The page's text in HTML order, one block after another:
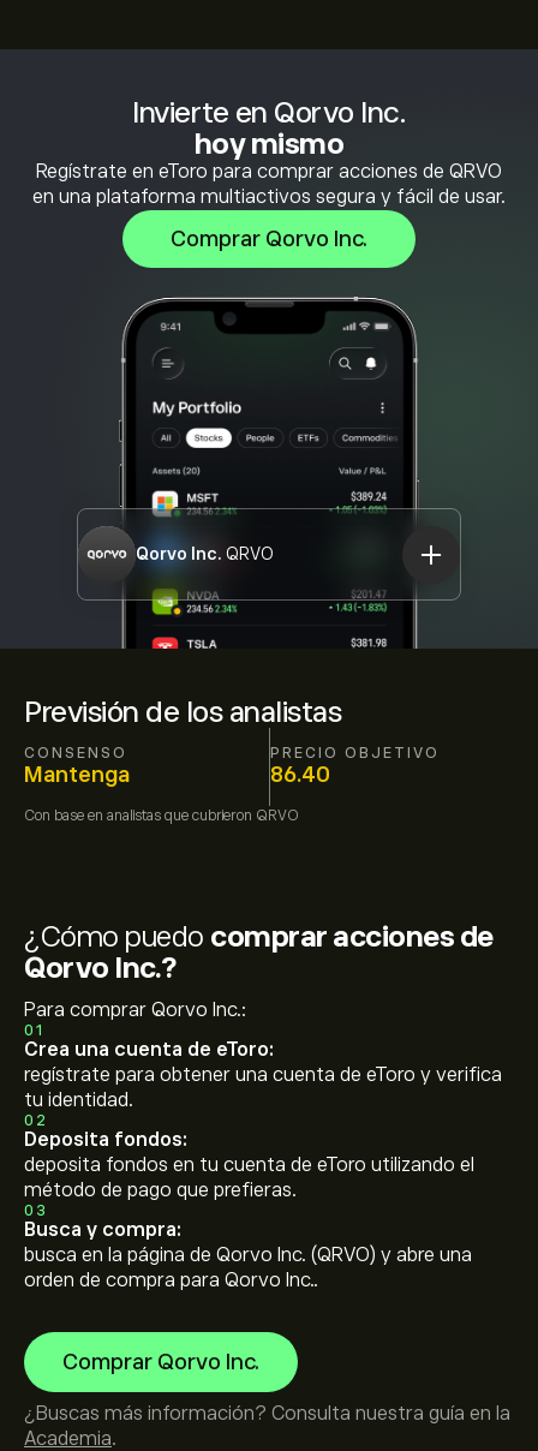
Previsión de los analistas
CONSENSO
Mantenga
PRECIO OBJETIVO
86.40
Con base en analistas que cubrieron QRVO
Invierte en Qorvo Inc.
hoy mismo
Regístrate en eToro para comprar acciones de QRVO
en una plataforma multiactivos segura y fácil de usar.
Comprar Qorvo Inc.
Qorvo Inc. QRVO
¿Cómo puedo comprar acciones de
Qorvo Inc.?
Para comprar Qorvo Inc.:
01
Crea una cuenta de eToro:
regístrate para obtener una cuenta de eToro y verifica
tu identidad.
02
Deposita fondos:
deposita fondos en tu cuenta de eToro utilizando el
método de pago que prefieras.
03
Busca y compra:
busca en la página de Qorvo Inc. (QRVO) y abre una
orden de compra para Qorvo Inc..
Comprar Qorvo Inc.
¿Buscas más información? Consulta nuestra guía en la
Academia.